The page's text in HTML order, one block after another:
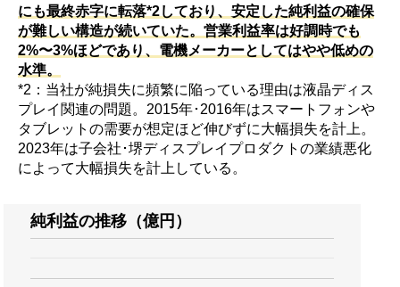
にも最終赤字に転落*2しており、安定した純利益の確保
が難しい構造が続いていた。営業利益率は好調時でも
2%〜3%ほどであり、電機メーカーとしてはやや低めの
水準。
*2：当社が純損失に頻繁に陥っている理由は液晶ディス
プレイ関連の問題。2015年･2016年はスマートフォンや
タブレットの需要が想定ほど伸びずに大幅損失を計上。
2023年は子会社･堺ディスプレイプロダクトの業績悪化
によって大幅損失を計上している。
純利益の推移（億円）